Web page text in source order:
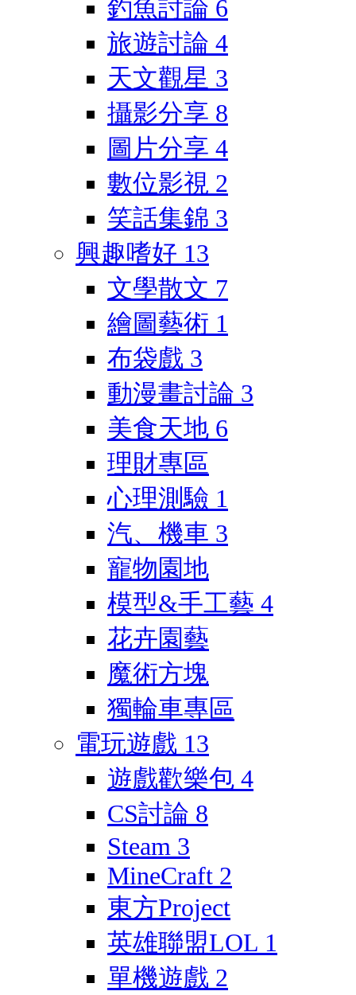
釣魚討論 6
旅遊討論 4
天文觀星 3
攝影分享 8
圖片分享 4
數位影視 2
笑話集錦 3
興趣嗜好 13
文學散文 7
繪圖藝術 1
布袋戲 3
動漫畫討論 3
美食天地 6
理財專區
心理測驗 1
汽、機車 3
寵物園地
模型&手工藝 4
花卉園藝
魔術方塊
獨輪車專區
電玩遊戲 13
遊戲歡樂包 4
CS討論 8
Steam 3
MineCraft 2
東方Project
英雄聯盟LOL 1
單機遊戲 2